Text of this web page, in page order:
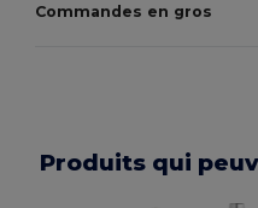
Commandes en gros
Produits qui